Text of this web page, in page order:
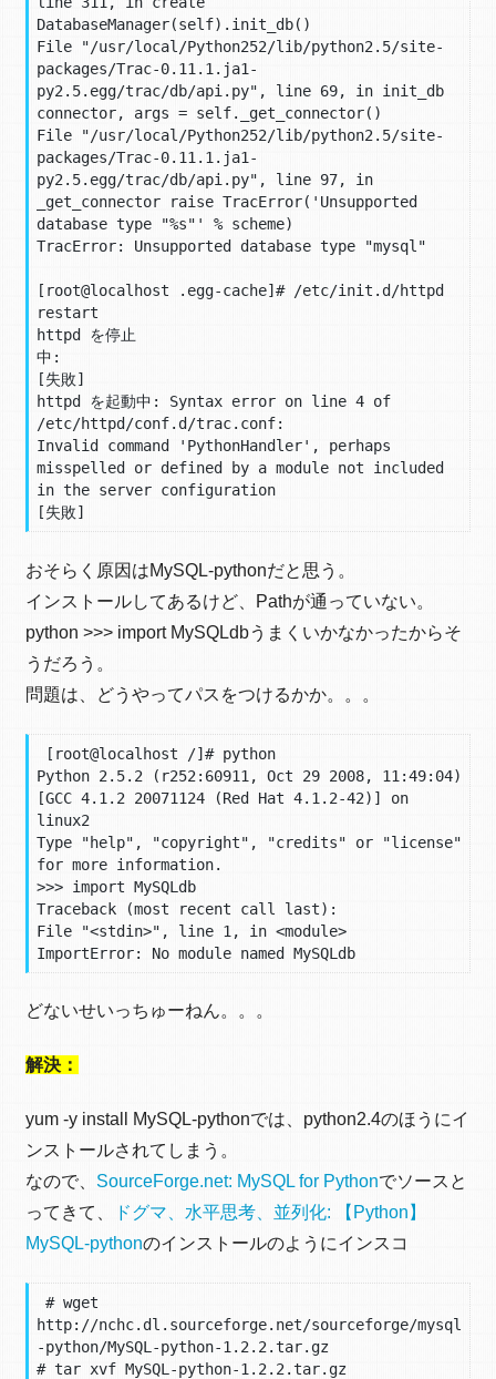
DatabaseManager(self).init_db()
File "/usr/local/Python252/lib/python2.5/site-
packages/Trac-0.11.1.ja1-
py2.5.egg/trac/db/api.py", line 69, in init_db
connector, args = self._get_connector()
File "/usr/local/Python252/lib/python2.5/site-
packages/Trac-0.11.1.ja1-
py2.5.egg/trac/db/api.py", line 97, in
_get_connector raise TracError('Unsupported
database type "%s"' % scheme)
TracError: Unsupported database type "mysql"
[root@localhost .egg-cache]# /etc/init.d/httpd
restart
httpd を停止
中:
[失敗]
httpd を起動中: Syntax error on line 4 of
/etc/httpd/conf.d/trac.conf:
Invalid command 'PythonHandler', perhaps
misspelled or defined by a module not included
in the server configuration
[失敗]
おそらく原因はMySQL-pythonだと思う。
インストールしてあるけど、Pathが通っていない。
python >>> import MySQLdbうまくいかなかったからそ
うだろう。
問題は、どうやってパスをつけるかか。。。
Python 2.5.2 (r252:60911, Oct 29 2008, 11:49:04)
[GCC 4.1.2 20071124 (Red Hat 4.1.2-42)] on
linux2
Type "help", "copyright", "credits" or "license"
for more information.
>>> import MySQLdb
Traceback (most recent call last):
File "<stdin>", line 1, in <module>
ImportError: No module named MySQLdb
どないせいっちゅーねん。。。
解決：
yum -y install MySQL-pythonでは、python2.4のほうにイ
ンストールされてしまう。
なので、 SourceForge.net: MySQL for Pythonでソースと
ってきて、
ドグマ、水平思考、並列化: 【Python】
MySQL-pythonのインストールのようにインスコ
http://nchc.dl.sourceforge.net/sourceforge/mysql
-python/MySQL-python-1.2.2.tar.gz
# tar xvf MySQL-python-1.2.2.tar.gz